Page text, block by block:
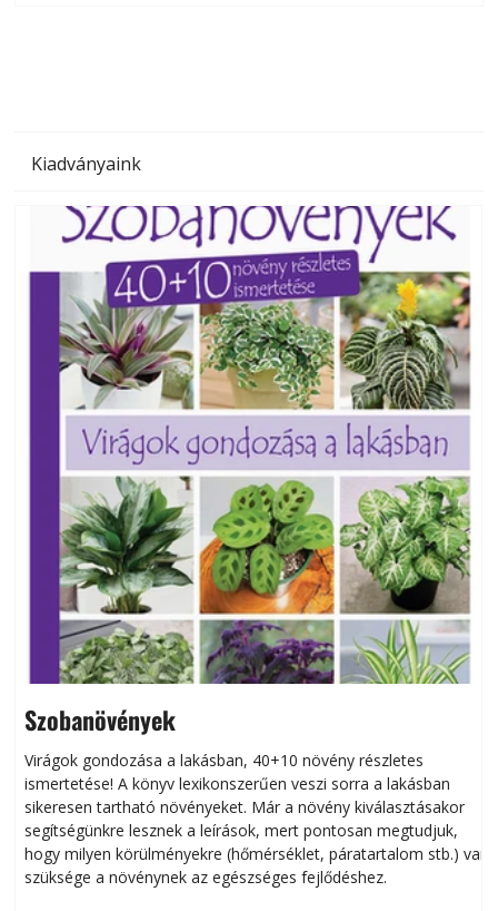
Kiadványaink
Szobanövények
Virágok gondozása a lakásban, 40+10 növény részletes
ismertetése! A könyv lexikonszerűen veszi sorra a lakásban
sikeresen tart­ha­tó növényeket. Már a növény kiválasztásakor
segítségünkre lesznek a leírások, mert pontosan megtudjuk,
hogy milyen körülményekre (hőmérséklet, páratartalom stb.) van
szüksége a növénynek az egészséges fejlődéshez.